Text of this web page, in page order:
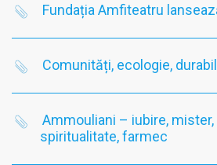
Fundația Amfiteatru
Comunități, ecologie,
Ammouliani – iubire,
spiritualitate, farmec